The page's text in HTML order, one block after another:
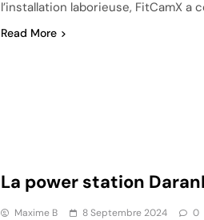
l’installation laborieuse, FitCamX
Read More
La power station
Maxime B 8 Septembre 2024 0